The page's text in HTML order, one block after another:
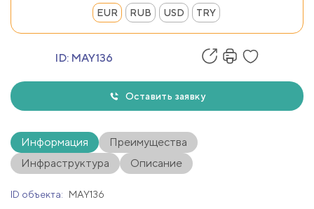
EUR RUB USD TRY
ID: MAY136
Оставить заявку
Информация
Преимущества
Инфраструктура
Описание
ID объекта:
MAY136